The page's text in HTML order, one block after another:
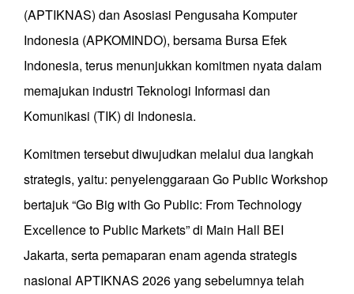
(APTIKNAS) dan Asosiasi Pengusaha Komputer
Indonesia (APKOMINDO), bersama Bursa Efek
Indonesia, terus menunjukkan komitmen nyata dalam
memajukan industri Teknologi Informasi dan
Komunikasi (TIK) di Indonesia.
Komitmen tersebut diwujudkan melalui dua langkah
strategis, yaitu: penyelenggaraan Go Public Workshop
bertajuk “Go Big with Go Public: From Technology
Excellence to Public Markets” di Main Hall BEI
Jakarta, serta pemaparan enam agenda strategis
nasional APTIKNAS 2026 yang sebelumnya telah